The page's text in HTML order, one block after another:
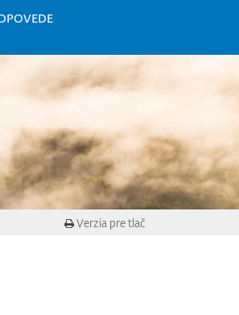
Verzia pre tlač